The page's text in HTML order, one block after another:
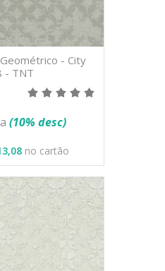
- City
- TNT
(10% desc)
no cartão